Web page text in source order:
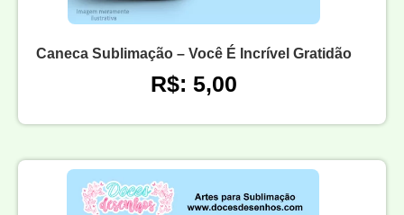
Caneca Sublimação – Você É Incrível Gratidão
R$: 5,00